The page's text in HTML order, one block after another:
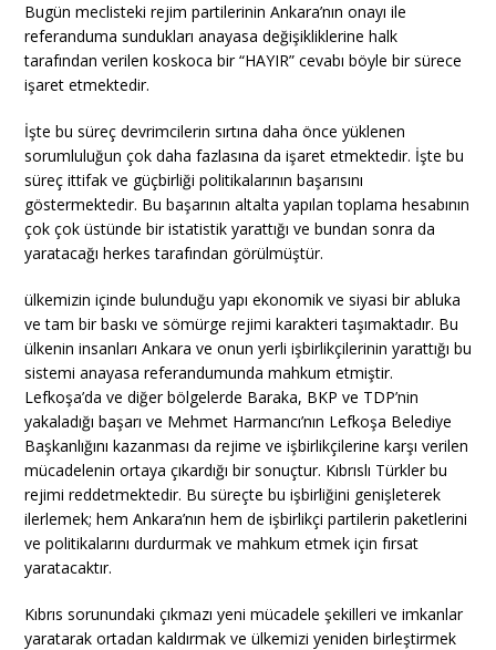
Bugün meclisteki rejim partilerinin Ankara’nın onayı ile
referanduma sundukları anayasa değişikliklerine halk
tarafından verilen koskoca bir “HAYIR” cevabı böyle bir sürece
işaret etmektedir.
İşte bu süreç devrimcilerin sırtına daha önce yüklenen
sorumluluğun çok daha fazlasına da işaret etmektedir. İşte bu
süreç ittifak ve güçbirliği politikalarının başarısını
göstermektedir. Bu başarının altalta yapılan toplama hesabının
çok çok üstünde bir istatistik yarattığı ve bundan sonra da
yaratacağı herkes tarafından görülmüştür.
ülkemizin içinde bulunduğu yapı ekonomik ve siyasi bir abluka
ve tam bir baskı ve sömürge rejimi karakteri taşımaktadır. Bu
ülkenin insanları Ankara ve onun yerli işbirlikçilerinin yarattığı bu
sistemi anayasa referandumunda mahkum etmiştir.
Lefkoşa’da ve diğer bölgelerde Baraka, BKP ve TDP’nin
yakaladığı başarı ve Mehmet Harmancı’nın Lefkoşa Belediye
Başkanlığını kazanması da rejime ve işbirlikçilerine karşı verilen
mücadelenin ortaya çıkardığı bir sonuçtur. Kıbrıslı Türkler bu
rejimi reddetmektedir. Bu süreçte bu işbirliğini genişleterek
ilerlemek; hem Ankara’nın hem de işbirlikçi partilerin paketlerini
ve politikalarını durdurmak ve mahkum etmek için fırsat
yaratacaktır.
Kıbrıs sorunundaki çıkmazı yeni mücadele şekilleri ve imkanlar
yaratarak ortadan kaldırmak ve ülkemizi yeniden birleştirmek